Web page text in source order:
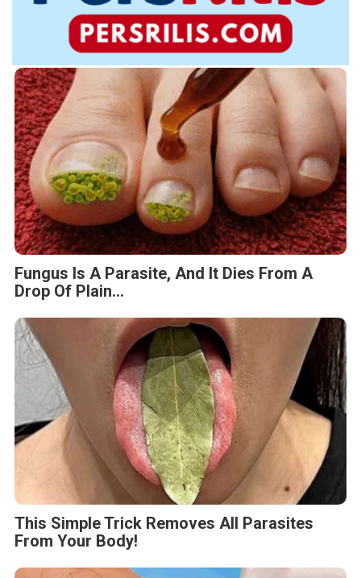
Fungus Is A Parasite, And It Dies From A
Drop Of Plain...
This Simple Trick Removes All Parasites
From Your Body!